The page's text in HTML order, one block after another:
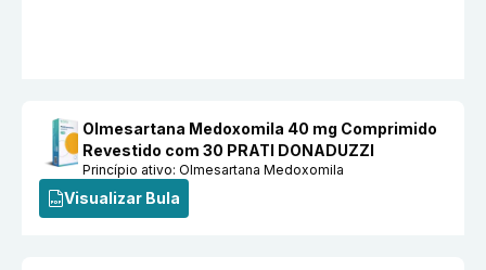
Olmesartana Medoxomila 40 mg Comprimido
Revestido com 30 PRATI DONADUZZI
Princípio ativo:Olmesartana Medoxomila
Visualizar Bula